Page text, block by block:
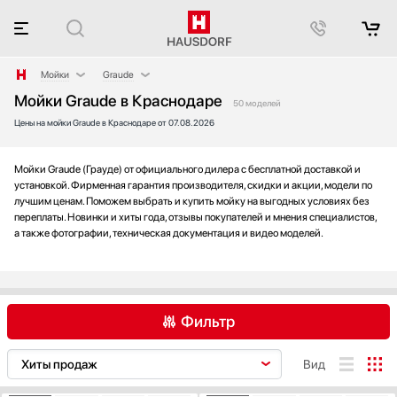
Мойки
Аксессуары
Аксессуары и принадлежности
Аромастанции
Барбекю
Беспроводные акустические системы
Блендеры
Варочные центры
Весы
Винные шкафы
Graude
Blanco
Falmec
Fulgor Milano
Omoikiri
Restart
Smeg
Мойки Graude в Краснодаре
50 моделей
Цены на мойки Graude в Краснодаре от 07.08.2026
Мойки Graude (Грауде) от официального дилера с бесплатной доставкой и
установкой. Фирменная гарантия производителя, скидки и акции, модели по
лучшим ценам. Поможем выбрать и купить мойку на выгодных условиях без
переплаты. Новинки и хиты года, отзывы покупателей и мнения специалистов,
а также фотографии, техническая документация и видео моделей.
Фильтр
Blanco Franke
Fulgor Milano Graude Kuppersbusch
Вид